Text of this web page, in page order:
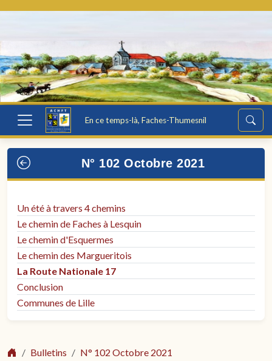
En ce temps-là, Faches-Thumesnil
N° 102 Octobre 2021
Un été à travers 4 chemins
Le chemin de Faches à Lesquin
Le chemin d'Esquermes
Le chemin des Margueritois
La Route Nationale 17
Conclusion
Communes de Lille
Bulletins
N° 102 Octobre 2021